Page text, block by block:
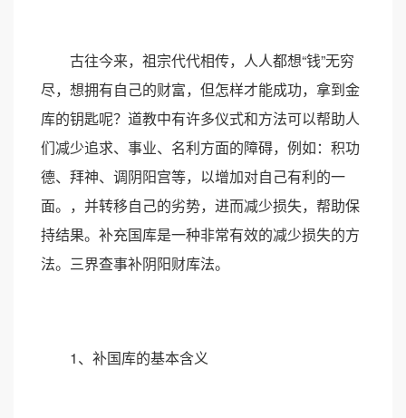
古往今来，祖宗代代相传，人人都想“钱”无穷
尽，想拥有自己的财富，但怎样才能成功，拿到金
库的钥匙呢？道教中有许多仪式和方法可以帮助人
们减少追求、事业、名利方面的障碍，例如：积功
德、拜神、调阴阳宫等，以增加对自己有利的一
面。，并转移自己的劣势，进而减少损失，帮助保
持结果。补充国库是一种非常有效的减少损失的方
法。三界查事补阴阳财库法。
1、补国库的基本含义